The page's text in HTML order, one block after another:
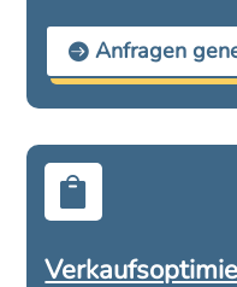
Anfragen
